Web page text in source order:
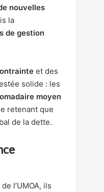
nouvelles
la
de gestion
et des
solide : les
moyen
retenant que
de la dette.
l’UMOA, ils